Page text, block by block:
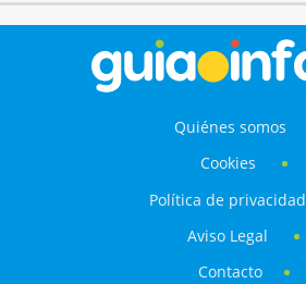
Quiénes somos
Cookies
Política de privacidad
Aviso Legal
Contacto